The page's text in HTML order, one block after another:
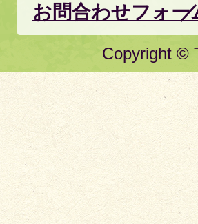
お問合わせフォー
Copyright ©